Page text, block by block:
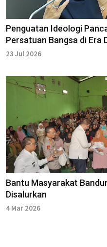
Penguatan Ideologi
Persatuan Bangsa di Era
23 Jul 2026
Bantu Masyarakat
Disalurkan
4 Mar 2026